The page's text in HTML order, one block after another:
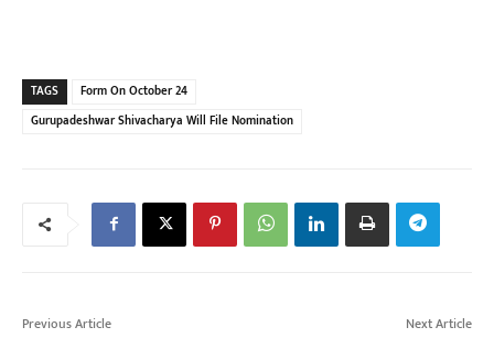
TAGS
Form On October 24
Gurupadeshwar Shivacharya Will File Nomination
Previous Article Next Article